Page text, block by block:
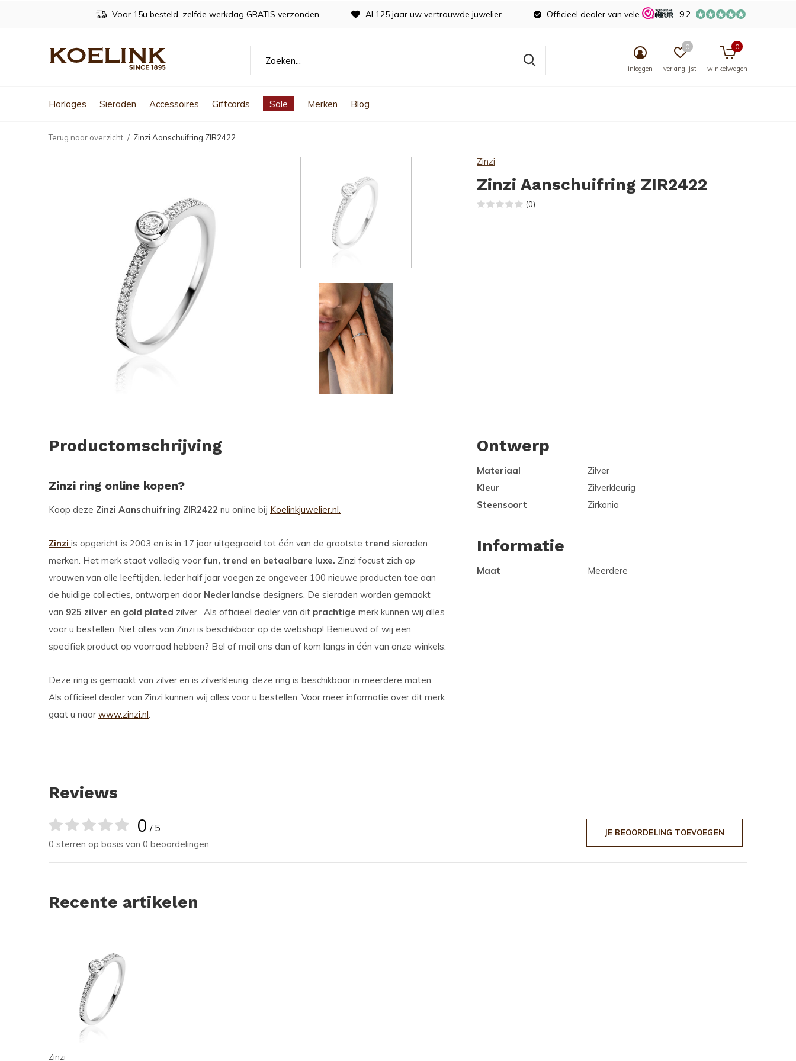
Horloges Sieraden Accessoires Giftcards Sale Merken Blog
inloggen verlanglijst
0
winkelwagen
0
Voor 15u besteld, zelfde werkdag GRATIS verzonden Al 125 jaar uw vertrouwde juwelier Officieel dealer van vele merken 9.2
Terug naar overzicht Zinzi Aanschuifring ZIR2422
Zinzi
Zinzi Aanschuifring ZIR2422
(0)
Productomschrijving
Zinzi ring online kopen?
Koop deze Zinzi Aanschuifring ZIR2422 nu online bij Koelinkjuwelier.nl.
Zinzi is opgericht is 2003 en is in 17 jaar uitgegroeid tot één van de grootste trend sieraden
merken. Het merk staat volledig voor fun, trend en betaalbare luxe. Zinzi focust zich op
vrouwen van alle leeftijden. Ieder half jaar voegen ze ongeveer 100 nieuwe producten toe aan
de huidige collecties, ontworpen door Nederlandse designers. De sieraden worden gemaakt
van 925 zilver en gold plated zilver. Als officieel dealer van dit prachtige merk kunnen wij alles
voor u bestellen. Niet alles van Zinzi is beschikbaar op de webshop! Benieuwd of wij een
specifiek product op voorraad hebben? Bel of mail ons dan of kom langs in één van onze winkels.
Deze ring is gemaakt van zilver en is zilverkleurig. deze ring is beschikbaar in meerdere maten.
Als officieel dealer van Zinzi kunnen wij alles voor u bestellen. Voor meer informatie over dit merk
gaat u naar www.zinzi.nl.
Ontwerp
Materiaal
Zilver
Kleur
Zilverkleurig
Steensoort
Zirkonia
Informatie
Maat Meerdere
Reviews
0 / 5
0 sterren op basis van 0 beoordelingen
JE BEOORDELING TOEVOEGEN
Recente artikelen
Zinzi